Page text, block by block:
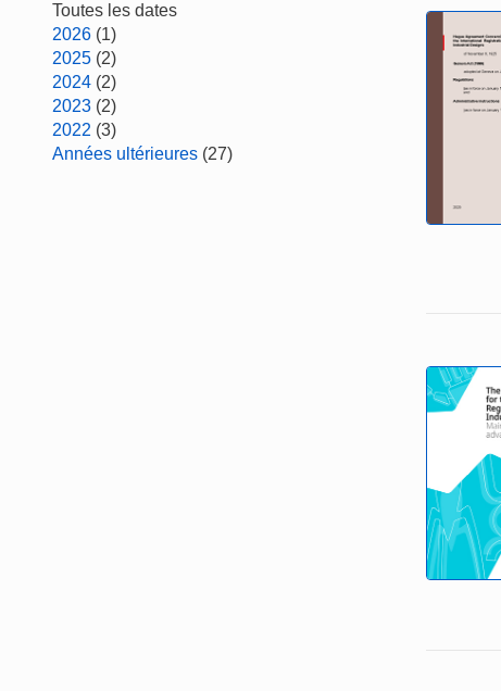
Toutes les dates
2026 (1)
2025 (2)
2024 (2)
2023 (2)
2022 (3)
Années ultérieures (27)